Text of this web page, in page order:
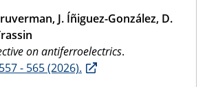
J. Íñiguez-González, D.
on antiferroelectrics.
- 565 (2026).